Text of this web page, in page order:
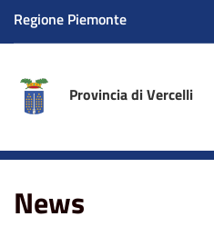
Regione Piemonte
Provincia di Vercelli
News